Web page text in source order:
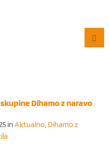
Dihamo z naravo
in Aktualno, Dihamo z